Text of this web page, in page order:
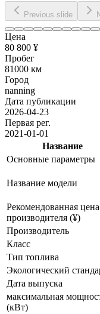
Previous slide
Цена
80 800 ¥
Пробег
81000 км
Город
nanning
Дата публикации
2026-04-23
Первая рег.
2021-01-01
Название
Основные параметры
Название модели
Рекомендованная цена
производителя (¥)
Производитель
Класс
Тип топлива
Экологический
Дата выпуска
максимальная
(кВт)